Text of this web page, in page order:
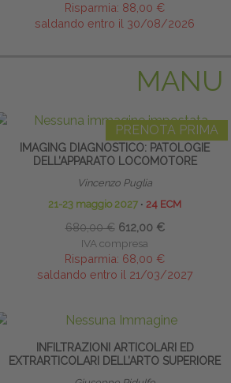
Risparmia: 88,00 €
saldando entro il 30/08/2026
MANU
PRENOTA PRIMA
IMAGING DIAGNOSTICO: PATOLOGIE
DELL’APPARATO LOCOMOTORE
Vincenzo Puglia
21-23 maggio 2027 ∙ 24 ECM
680,00 € 612,00 €
IVA compresa
Risparmia: 68,00 €
saldando entro il 21/03/2027
INFILTRAZIONI ARTICOLARI ED
EXTRARTICOLARI DELL’ARTO SUPERIORE